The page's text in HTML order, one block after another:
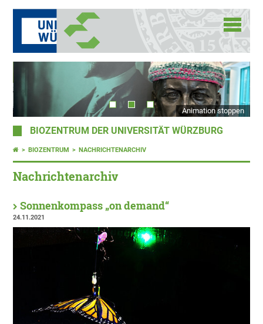
Animation stoppen
BIOZENTRUM DER UNIVERSITÄT WÜRZBURG
BIOZENTRUM NACHRICHTENARCHIV
Nachrichtenarchiv
Sonnenkompass „on demand“
24.11.2021